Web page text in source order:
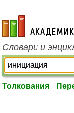
academic.ru
Словари и
Толкования